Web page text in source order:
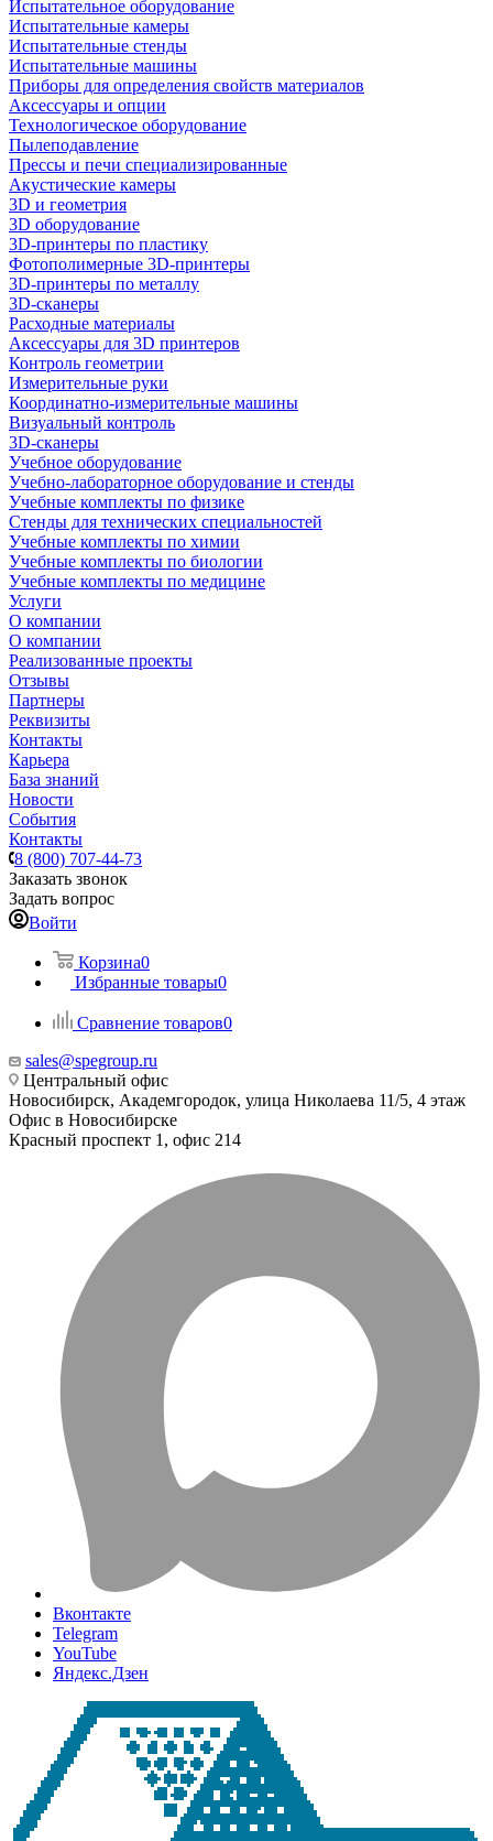
Испытательное оборудование
Испытательные камеры
Испытательные стенды
Испытательные машины
Приборы для определения свойств материалов
Аксессуары и опции
Технологическое оборудование
Пылеподавление
Прессы и печи специализированные
Акустические камеры
3D и геометрия
3D оборудование
3D-принтеры по пластику
Фотополимерные 3D-принтеры
3D-принтеры по металлу
3D-сканеры
Расходные материалы
Аксессуары для 3D принтеров
Контроль геометрии
Измерительные руки
Координатно-измерительные машины
Визуальный контроль
3D-сканеры
Учебное оборудование
Учебно-лабораторное оборудование и стенды
Учебные комплекты по физике
Стенды для технических специальностей
Учебные комплекты по химии
Учебные комплекты по биологии
Учебные комплекты по медицине
Услуги
О компании
О компании
Реализованные проекты
Отзывы
Партнеры
Реквизиты
Контакты
Карьера
База знаний
Новости
События
Контакты
8 (800) 707-44-73
Заказать звонок
Задать вопрос
Войти
Корзина0
Избранные товары0
Сравнение товаров0
sales@spegroup.ru
Центральный офис
Новосибирск, Академгородок, улица Николаева 11/5, 4 этаж
Офис в Новосибирске
Красный проспект 1, офис 214
Вконтакте
Telegram
YouTube
Яндекс.Дзен